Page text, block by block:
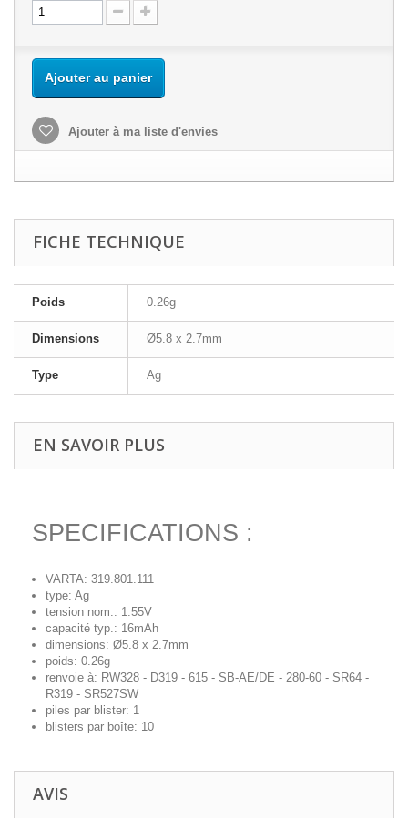
Ajouter au panier
Ajouter à ma liste d'envies
FICHE TECHNIQUE
Poids 0.26g
Dimensions Ø5.8 x 2.7mm
Type Ag
EN SAVOIR PLUS
SPECIFICATIONS :
VARTA: 319.801.111
type: Ag
tension nom.: 1.55V
capacité typ.: 16mAh
dimensions: Ø5.8 x 2.7mm
poids: 0.26g
renvoie à: RW328 - D319 - 615 - SB-AE/DE - 280-60 - SR64 -
R319 - SR527SW
piles par blister: 1
blisters par boîte: 10
AVIS